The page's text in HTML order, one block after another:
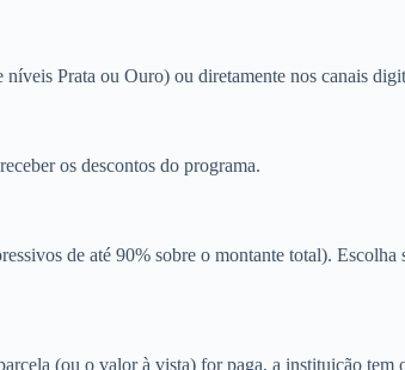
níveis Prata ou Ouro) ou diretamente nos canais
os descontos do programa.
de até 90% sobre o montante total). Escolha
(ou o valor à vista) for paga, a instituição tem